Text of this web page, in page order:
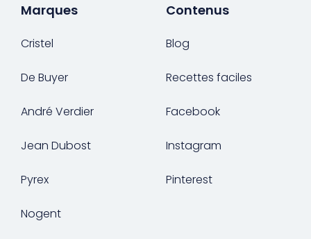
Marques
Cristel
De Buyer
André Verdier
Jean Dubost
Pyrex
Nogent
Contenus
Blog
Recettes faciles
Facebook
Instagram
Pinterest